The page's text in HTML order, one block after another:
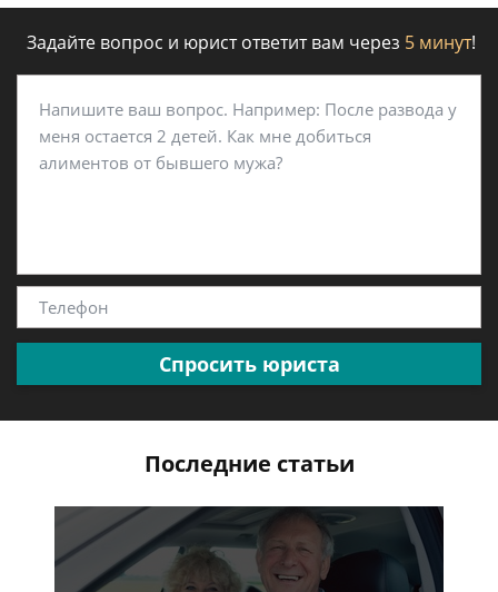
Задайте вопрос и юрист ответит вам через 5 минут!
Спросить юриста
Последние статьи